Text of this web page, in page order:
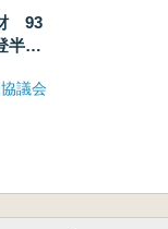
93
島
議会